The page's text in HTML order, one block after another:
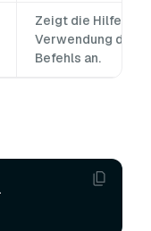
Zeigt die Hilfe zur
Verwendung des
Befehls an.